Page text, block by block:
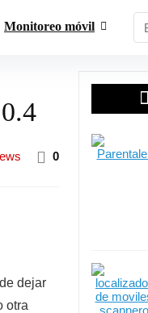
Monitoreo móvil
0
dejar
otra